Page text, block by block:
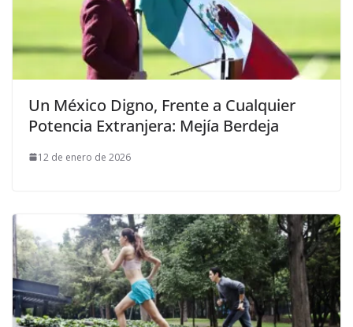
Un México Digno, Frente a Cualquier
Potencia Extranjera: Mejía Berdeja
12 de enero de 2026